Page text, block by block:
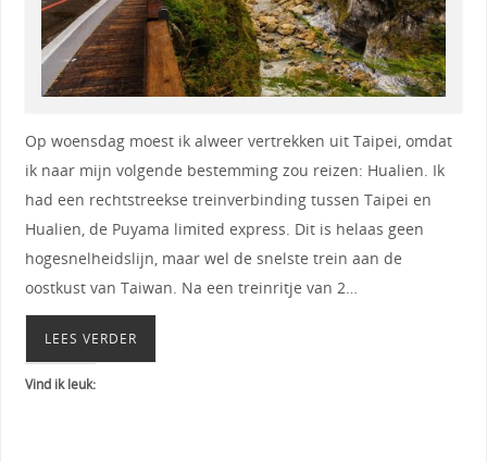
Op woensdag moest ik alweer vertrekken uit Taipei, omdat
ik naar mijn volgende bestemming zou reizen: Hualien. Ik
had een rechtstreekse treinverbinding tussen Taipei en
Hualien, de Puyama limited express. Dit is helaas geen
hogesnelheidslijn, maar wel de snelste trein aan de
oostkust van Taiwan. Na een treinritje van 2…
LEES VERDER
Vind ik leuk: